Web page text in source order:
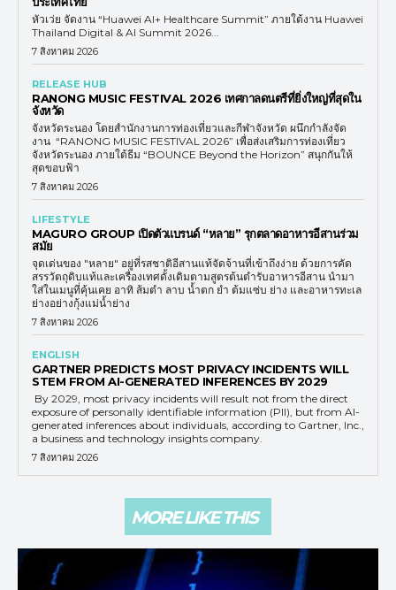
หัวเว่ย จัดงาน “Huawei AI+ Healthcare Summit” ภายใต้งาน Huawei
Thailand Digital & AI Summit 2026...
7 สิงหาคม 2026
RELEASE HUB
RANONG MUSIC FESTIVAL 2026 เทศกาลดนตรีที่ยิ่งใหญ่ที่สุดใน
จังหวัด
จังหวัดระนอง โดยสำนักงานการท่องเที่ยวและกีฬาจังหวัด ผนึกกำลังจัด
งาน “RANONG MUSIC FESTIVAL 2026” เพื่อส่งเสริมการท่องเที่ยว
จังหวัดระนอง ภายใต้ธีม “BOUNCE Beyond the Horizon” สนุกกันให้
สุดขอบฟ้า
7 สิงหาคม 2026
LIFESTYLE
MAGURO GROUP เปิดตัวแบรนด์ “หลาย” รุกตลาดอาหารอีสานร่วม
สมัย
จุดเด่นของ "หลาย" อยู่ที่รสชาติอีสานแท้จัดจ้านที่เข้าถึงง่าย ด้วยการคัด
สรรวัตถุดิบแท้และเครื่องเทศดั้งเดิมตามสูตรต้นตำรับอาหารอีสาน นำมา
ใส่ในเมนูที่คุ้นเคย อาทิ ส้มตำ ลาบ น้ำตก ยำ ต้มแซ่บ ย่าง และอาหารทะเล
ย่างอย่างกุ้งแม่น้ำย่าง
7 สิงหาคม 2026
ENGLISH
GARTNER PREDICTS MOST PRIVACY INCIDENTS WILL
STEM FROM AI-GENERATED INFERENCES BY 2029
By 2029, most privacy incidents will result not from the direct
exposure of personally identifiable information (PII), but from AI-
generated inferences about individuals, according to Gartner, Inc.,
a business and technology insights company.
7 สิงหาคม 2026
MORE LIKE THIS